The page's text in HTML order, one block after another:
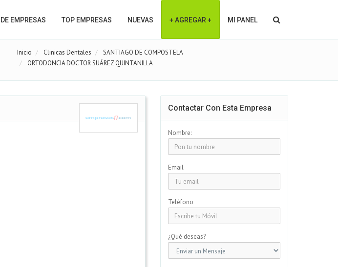
EMPRESAS TOP EMPRESAS NUEVAS + AGREGAR + MI PANEL
Inicio Clinicas Dentales
SANTIAGO DE COMPOSTELA
ORTODONCIA DOCTOR SUÁREZ QUINTANILLA
Contactar Con Esta Empresa
Nombre:
Email
Teléfono
¿Qué deseas?